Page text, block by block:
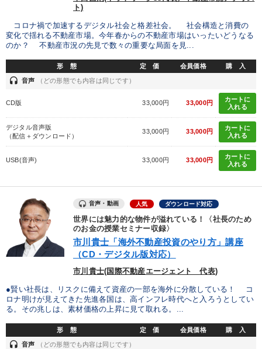
ト)
コロナ禍で加速するデジタル社会と格差社会。 社会構造と消費の
変化で揺れる不動産市場。今年春からの不動産市場はいったいどうなる
のか？ 不動産市況の先見で数々の重要な局面を見...
形 態 定 価 会員価格 購 入
headset 音声 （どの形態でも内容は同じです）
CD版 33,000円 33,000円
カートに
入れる
デジタル音声版
（配信＋ダウンロード）
33,000円 33,000円
カートに
入れる
USB(音声) 33,000円 33,000円
カートに
入れる
音声・動画 人気 ダウンロード対応
世界には魅力的な物件が溢れている！〈社長のため
のお金の授業セミナー収録〉
市川貴士「海外不動産投資のやり方」講座
（CD・デジタル版対応）
市川貴士(国際不動産エージェント 代表)
●賢い社長は、リスクに備えて資産の一部を海外に分散している！ コ
ロナ明けが見えてきた先進各国は、高インフレ時代へと入ろうとしてい
る。その兆しは、素材価格の上昇に見て取れる。...
形 態 定 価 会員価格 購 入
headset 音声 （どの形態でも内容は同じです）